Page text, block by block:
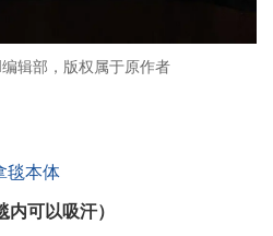
辑部，版权属于原作者
毯本体
内可以吸汗）